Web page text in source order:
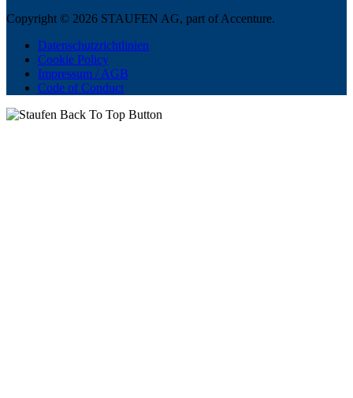
Copyright © 2026 STAUFEN AG, part of Accenture.
Datenschutzrichtlinien
Cookie Policy
Impressum / AGB
Code of Conduct